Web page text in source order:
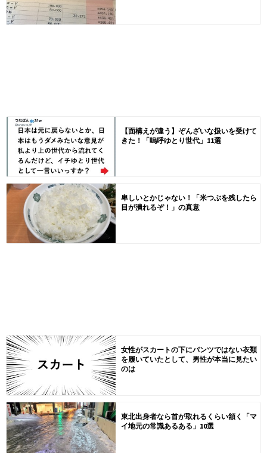
【面構えが違う】ぞんざいな扱いを受けて
きた！「嗚呼ゆとり世代」11選
卑しいとかじゃない！「米つぶを残したら
目が潰れるぞ！」の真意
女性がスカートの下にパンツではない衣類
を履いていたとして、男性が本当に見たい
のは
東北出身者なら首が取れるくらい頷く「マ
イ地元の常識あるある」10選